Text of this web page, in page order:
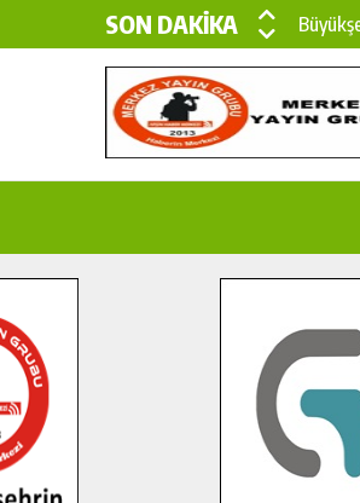
SON DAKİKA
İlçe